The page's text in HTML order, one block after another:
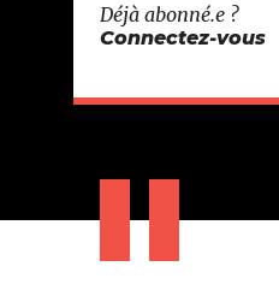
Déjà abonné.e ?
Connectez-vous